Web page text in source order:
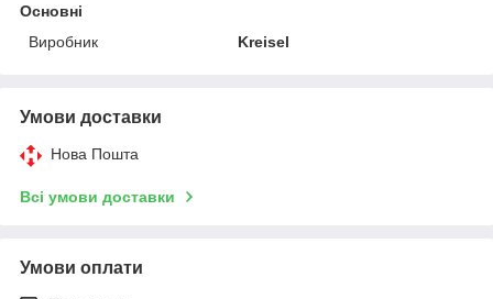
Основні
Виробник
Kreisel
Умови доставки
Нова Пошта
Всі умови доставки
Умови оплати